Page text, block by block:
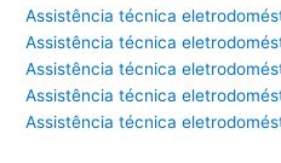
Assistência técnica
Assistência técnica
Assistência técnica
Assistência técnica
Assistência técnica